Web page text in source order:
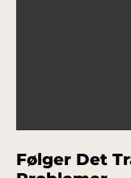
Følger Det